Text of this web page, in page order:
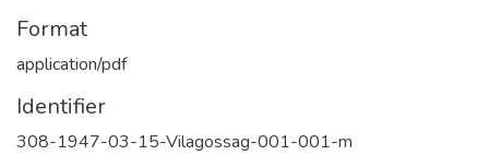
Format
application/pdf
Identifier
308-1947-03-15-Vilagossag-001-001-m